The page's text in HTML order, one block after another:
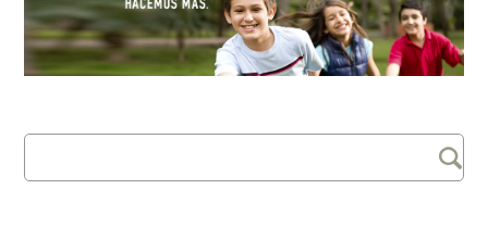
FORMULARIO DE
Buscar